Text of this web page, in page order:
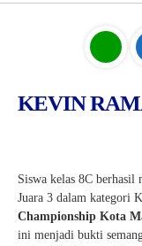
Profil Madrasah
Kesiswaan
KEVIN
Siswa kelas 8C berhasil
Juara 3 dalam kategori
Championship Kota
ini menjadi bukti